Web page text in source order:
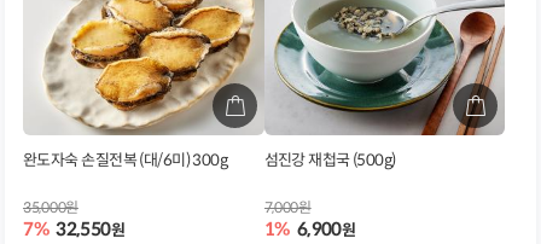
완도자숙 손질전복 (대/6미) 300g
7% 32,550원
35,000원
섬진강 재첩국 (500g)
1% 6,900원
7,000원